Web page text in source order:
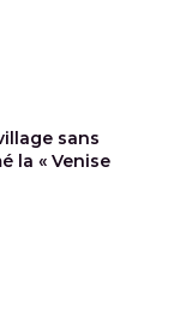
sans
la « Venise